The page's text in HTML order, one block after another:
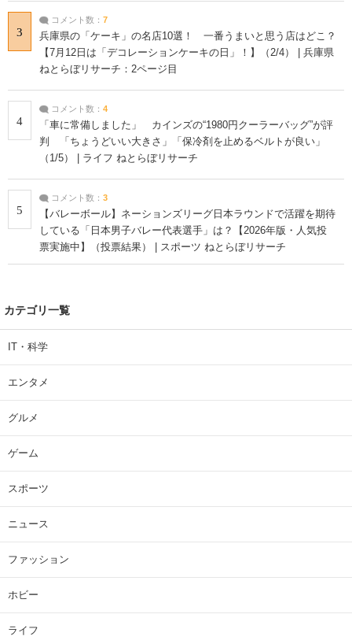
3
コメント数： 7
兵庫県の「ケーキ」の名店10選！ 一番うまいと思う店はどこ？
【7月12日は「デコレーションケーキの日」！】（2/4） | 兵庫県
ねとらぼリサーチ：2ページ目
4
コメント数： 4
「車に常備しました」 カインズの“1980円クーラーバッグ”が評
判 「ちょうどいい大きさ」「保冷剤を止めるベルトが良い」
（1/5） | ライフ ねとらぼリサーチ
5
コメント数： 3
【バレーボール】ネーションズリーグ日本ラウンドで活躍を期待
している「日本男子バレー代表選手」は？【2026年版・人気投
票実施中】（投票結果） | スポーツ ねとらぼリサーチ
カテゴリ一覧
IT・科学
エンタメ
グルメ
ゲーム
スポーツ
ニュース
ファッション
ホビー
ライフ